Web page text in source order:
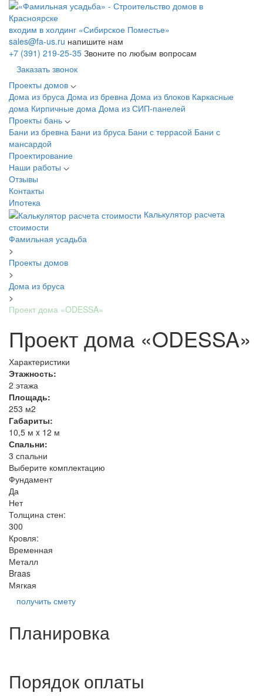
входим в холдинг «Сибирское Поместье»
sales@fa-us.ru напишите нам
+7 (391) 219-25-35 Звоните по любым вопросам
Заказать звонок
Проекты домов
Дома из бруса Дома из бревна Дома из блоков Каркасные
дома Кирпичные дома Дома из СИП-панелей
Проекты бань
Бани из бревна Бани из бруса Бани с террасой Бани с
мансардой
Проектирование
Наши работы
Отзывы
Контакты
Ипотека
Калькулятор расчета
стоимости
Фамильная усадьба
>
Проекты домов
>
Дома из бруса
>
Проект дома «ODESSA»
Проект дома «ODESSA»
Характеристики
Этажность:
2 этажа
Площадь:
253 м2
Габариты:
10,5 м x 12 м
Спальни:
3 спальни
Выберите комплектацию
Фундамент
Да
Нет
Толщина стен:
300
Кровля:
Временная
Металл
Braas
Мягкая
получить смету
Планировка
Порядок оплаты